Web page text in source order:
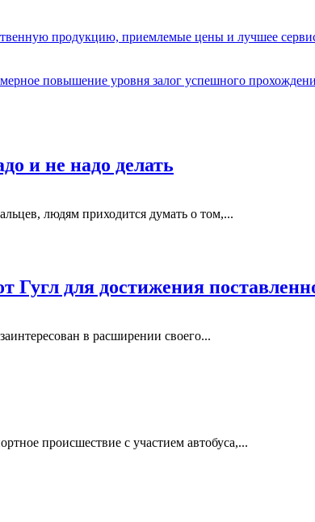
продукцию, приемлемые цены и лучшее
повышение уровня залог успешного
и не надо делать
людям приходится думать о том,...
Гугл для достижения
в расширении своего...
происшествие с участием автобуса,...